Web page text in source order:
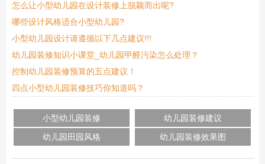
怎么让小型幼儿园在设计装修上脱颖而出呢?
哪些设计风格适合小型幼儿园?
小型幼儿园设计请遵循以下几点建议!!!
幼儿园装修知识小课堂_幼儿园甲醛污染怎么处理？
控制幼儿园装修预算的五点建议！
四点小型幼儿园装修技巧你知道吗？
小型幼儿园装修
幼儿园装修建议
幼儿园田园风格
幼儿园装修效果图